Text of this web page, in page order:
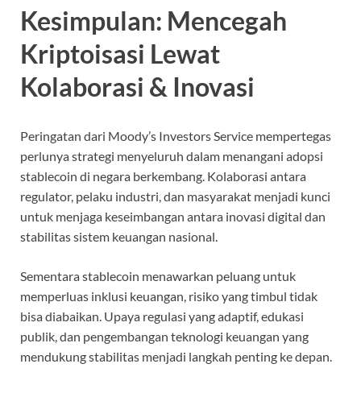
Kesimpulan: Mencegah
Kriptoisasi Lewat
Kolaborasi & Inovasi
Peringatan dari Moody’s Investors Service mempertegas
perlunya strategi menyeluruh dalam menangani adopsi
stablecoin di negara berkembang. Kolaborasi antara
regulator, pelaku industri, dan masyarakat menjadi kunci
untuk menjaga keseimbangan antara inovasi digital dan
stabilitas sistem keuangan nasional.
Sementara stablecoin menawarkan peluang untuk
memperluas inklusi keuangan, risiko yang timbul tidak
bisa diabaikan. Upaya regulasi yang adaptif, edukasi
publik, dan pengembangan teknologi keuangan yang
mendukung stabilitas menjadi langkah penting ke depan.